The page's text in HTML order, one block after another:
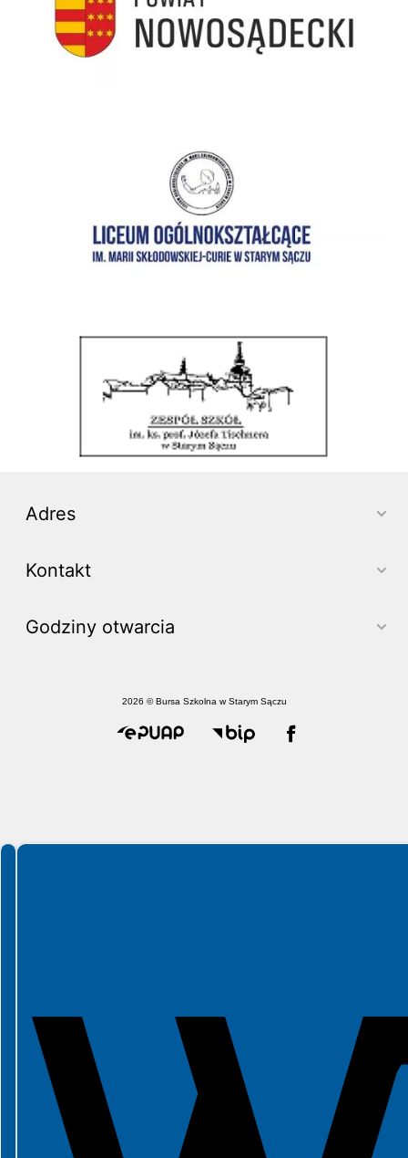
Zespół Szkół im. ks. prof. Józefa Tischnera w Starym Sączu
Adres
Kontakt
Godziny otwarcia
2026 © Bursa Szkolna w Starym Sączu
Spełniamy standardy WCAG 2.2
Spełniamy standardy W3C